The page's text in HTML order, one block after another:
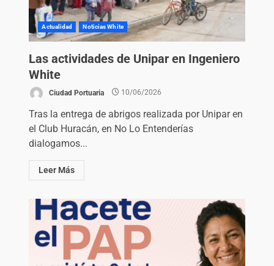
Actualidad Noticias White
Las actividades de Unipar en Ingeniero
White
Ciudad Portuaria 10/06/2026
Tras la entrega de abrigos realizada por Unipar en
el Club Huracán, en No Lo Entenderías
dialogamos...
Leer Más